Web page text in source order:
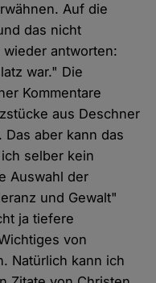
Auf die
das nicht
antworten:
war." Die
Kommentare
aus Deschner
aber kann das
selber kein
Auswahl der
und Gewalt"
ja tiefere
von
Natürlich kann ich